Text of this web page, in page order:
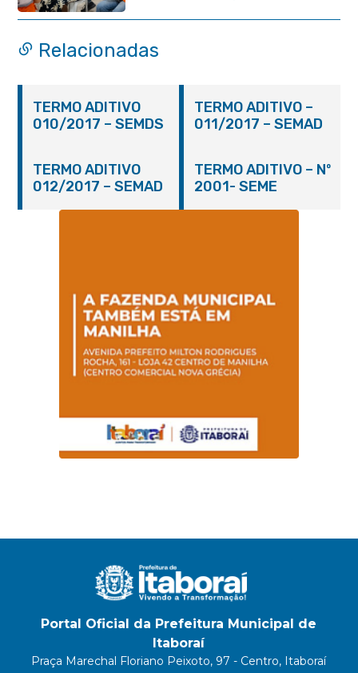
Relacionadas
TERMO ADITIVO
010/2017 – SEMDS
TERMO ADITIVO –
011/2017 – SEMAD
TERMO ADITIVO
012/2017 – SEMAD
TERMO ADITIVO – Nº
2001- SEME
Portal Oficial da Prefeitura Municipal de
Itaboraí
Praça Marechal Floriano Peixoto, 97 - Centro, Itaboraí